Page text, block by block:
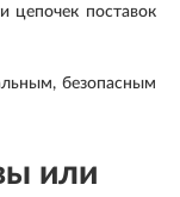
цепочек поставок
безопасным
или